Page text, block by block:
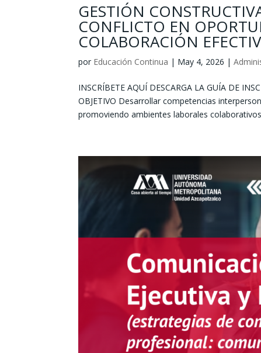
GESTIÓN
CONFLICTO EN
COLABORACIÓN
por Educación Continua | May 4, 2026 |
INSCRÍBETE AQUÍ DESCARGA LA GUÍA DE
OBJETIVO Desarrollar competencias
promoviendo ambientes laborales colaborativos